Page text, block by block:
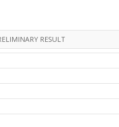
RESULT